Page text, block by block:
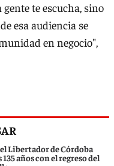
te escucha, sino
esa audiencia se
en negocio",
Libertador de Córdoba
135 años con el regreso del